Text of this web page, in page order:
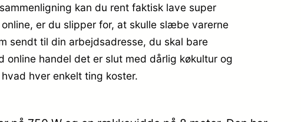
kan du rent faktisk lave super
er du slipper for, at skulle slæbe varerne
sendt til din arbejdsadresse, du skal bare
handel det er slut med dårlig køkultur og
hver enkelt ting koster.